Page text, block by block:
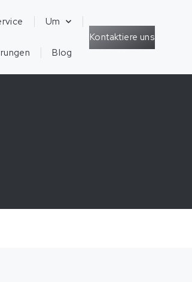
Um
Blog
Kontaktiere uns